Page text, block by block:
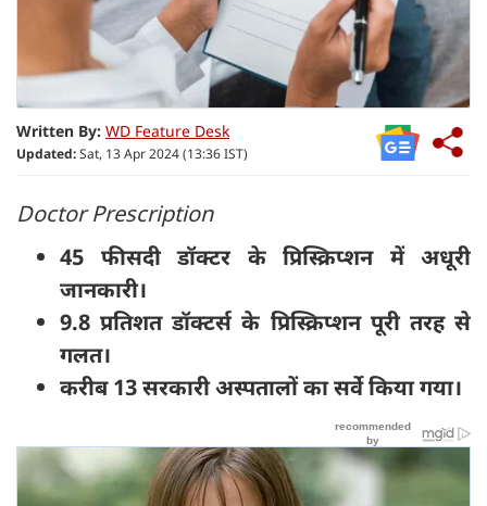
Written By: WD Feature Desk
Updated:Sat, 13 Apr 2024 (13:36 IST)
Doctor Prescription
45 फीसदी डॉक्टर के प्रिस्क्रिप्शन में अधूरी
जानकारी।
9.8 प्रतिशत डॉक्टर्स के प्रिस्क्रिप्शन पूरी तरह से
गलत।
करीब 13 सरकारी अस्पतालों का सर्वे किया गया।